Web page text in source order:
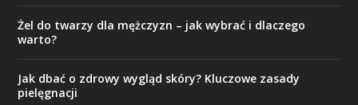
Żel do twarzy dla mężczyzn – jak wybrać i dlaczego
warto?
Jak dbać o zdrowy wygląd skóry? Kluczowe zasady
pielęgnacji